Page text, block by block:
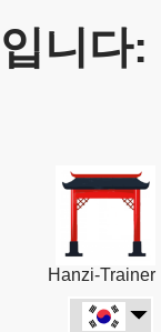
니다:
Hanzi-Trainer